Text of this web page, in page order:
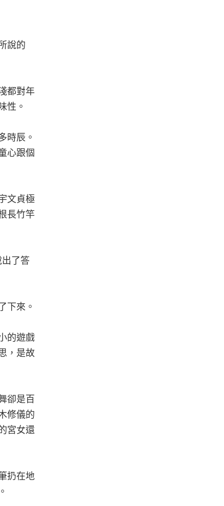
說的
都對年
性。
時辰。
心跟個
文貞極
長竹竿
了答
下來。
的遊戲
，是故
卻是百
修儀的
宮女還
扔在地